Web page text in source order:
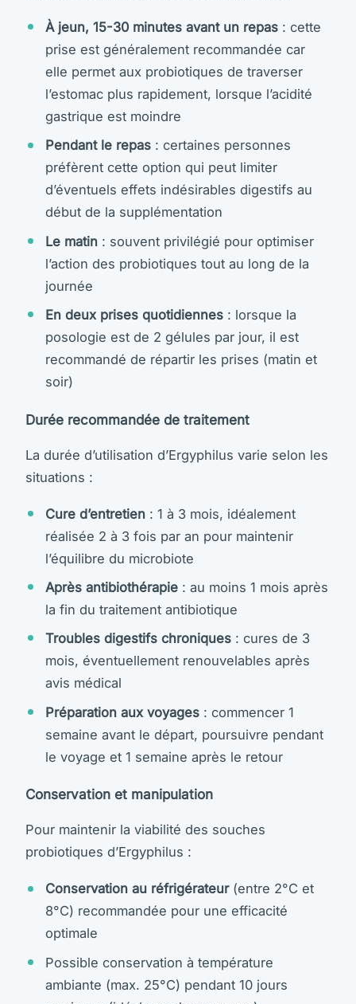
À jeun, 15-30 minutes avant un repas : cette
prise est généralement recommandée car
elle permet aux probiotiques de traverser
l’estomac plus rapidement, lorsque l’acidité
gastrique est moindre
Pendant le repas : certaines personnes
préfèrent cette option qui peut limiter
d’éventuels effets indésirables digestifs au
début de la supplémentation
Le matin : souvent privilégié pour optimiser
l’action des probiotiques tout au long de la
journée
En deux prises quotidiennes : lorsque la
posologie est de 2 gélules par jour, il est
recommandé de répartir les prises (matin et
soir)
Durée recommandée de traitement
La durée d’utilisation d’Ergyphilus varie selon les
situations :
Cure d’entretien : 1 à 3 mois, idéalement
réalisée 2 à 3 fois par an pour maintenir
l’équilibre du microbiote
Après antibiothérapie : au moins 1 mois après
la fin du traitement antibiotique
Troubles digestifs chroniques : cures de 3
mois, éventuellement renouvelables après
avis médical
Préparation aux voyages : commencer 1
semaine avant le départ, poursuivre pendant
le voyage et 1 semaine après le retour
Conservation et manipulation
Pour maintenir la viabilité des souches
probiotiques d’Ergyphilus :
Conservation au réfrigérateur(entre 2°C et
8°C) recommandée pour une efficacité
optimale
Possible conservation à température
ambiante (max. 25°C) pendant 10 jours